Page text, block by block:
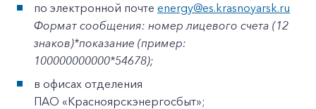
по электронной почте energy@es.krasnoyarsk.ru
Формат сообщения: номер лицевого счета (12
знаков)*показание (пример:
100000000000*54678);
в офисах отделения
ПАО «Красноярскэнергосбыт»;